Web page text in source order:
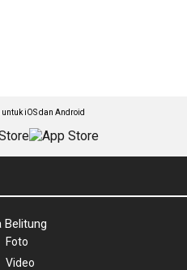
iOS dan Android
Belitung
Foto
Video